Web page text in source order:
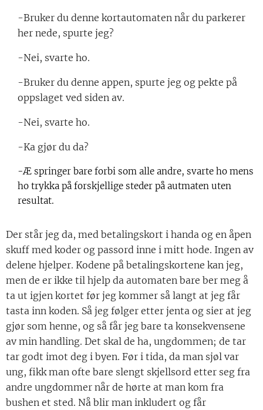
-Bruker du denne kortautomaten når du parkerer
her nede, spurte jeg?
-Nei, svarte ho.
-Bruker du denne appen, spurte jeg og pekte på
oppslaget ved siden av.
-Nei, svarte ho.
-Ka gjør du da?
-Æ springer bare forbi som alle andre, svarte ho mens
ho trykka på forskjellige steder på autmaten uten
resultat.
Der står jeg da, med betalingskort i handa og en åpen
skuff med koder og passord inne i mitt hode. Ingen av
delene hjelper. Kodene på betalingskortene kan jeg,
men de er ikke til hjelp da automaten bare ber meg å
ta ut igjen kortet før jeg kommer så langt at jeg får
tasta inn koden. Så jeg følger etter jenta og sier at jeg
gjør som henne, og så får jeg bare ta konsekvensene
av min handling. Det skal de ha, ungdommen; de tar
tar godt imot deg i byen. Før i tida, da man sjøl var
ung, fikk man ofte bare slengt skjellsord etter seg fra
andre ungdommer når de hørte at man kom fra
bushen et sted. Nå blir man inkludert og får